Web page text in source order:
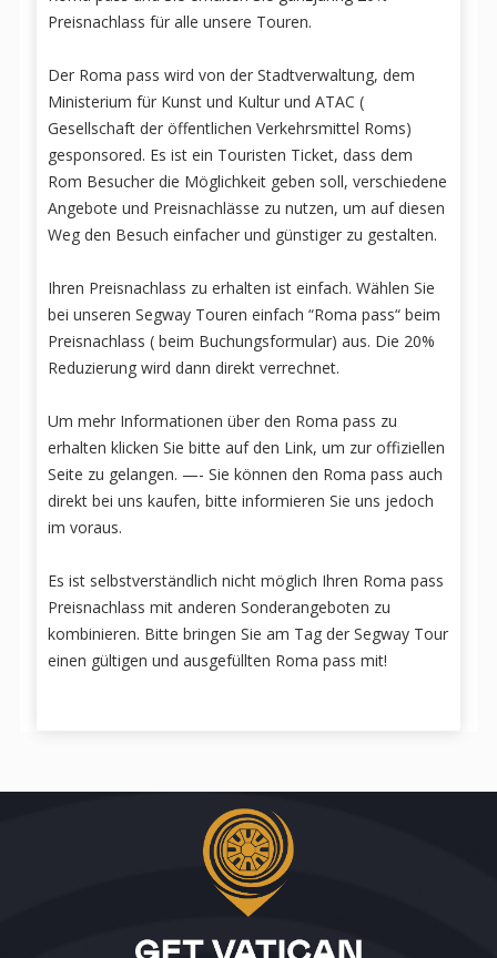
Preisnachlass für alle unsere Touren.
Der Roma pass wird von der Stadtverwaltung, dem
Ministerium für Kunst und Kultur und ATAC (
Gesellschaft der öffentlichen Verkehrsmittel Roms)
gesponsored. Es ist ein Touristen Ticket, dass dem
Rom Besucher die Möglichkeit geben soll, verschiedene
Angebote und Preisnachlässe zu nutzen, um auf diesen
Weg den Besuch einfacher und günstiger zu gestalten.
Ihren Preisnachlass zu erhalten ist einfach. Wählen Sie
bei unseren Segway Touren einfach “Roma pass“ beim
Preisnachlass ( beim Buchungsformular) aus. Die 20%
Reduzierung wird dann direkt verrechnet.
Um mehr Informationen über den Roma pass zu
erhalten klicken Sie bitte auf den Link, um zur offiziellen
Seite zu gelangen. —- Sie können den Roma pass auch
direkt bei uns kaufen, bitte informieren Sie uns jedoch
im voraus.
Es ist selbstverständlich nicht möglich Ihren Roma pass
Preisnachlass mit anderen Sonderangeboten zu
kombinieren. Bitte bringen Sie am Tag der Segway Tour
einen gültigen und ausgefüllten Roma pass mit!